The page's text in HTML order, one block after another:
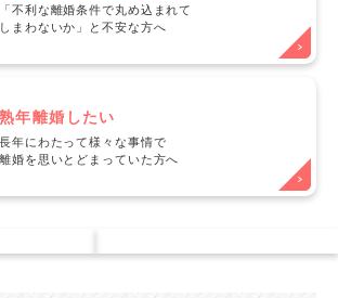
「不利な離婚条件で丸め込まれて
しまわないか」と不安な方へ
熟年離婚したい
長年にわたって様々な事情で
離婚を思いとどまっていた方へ